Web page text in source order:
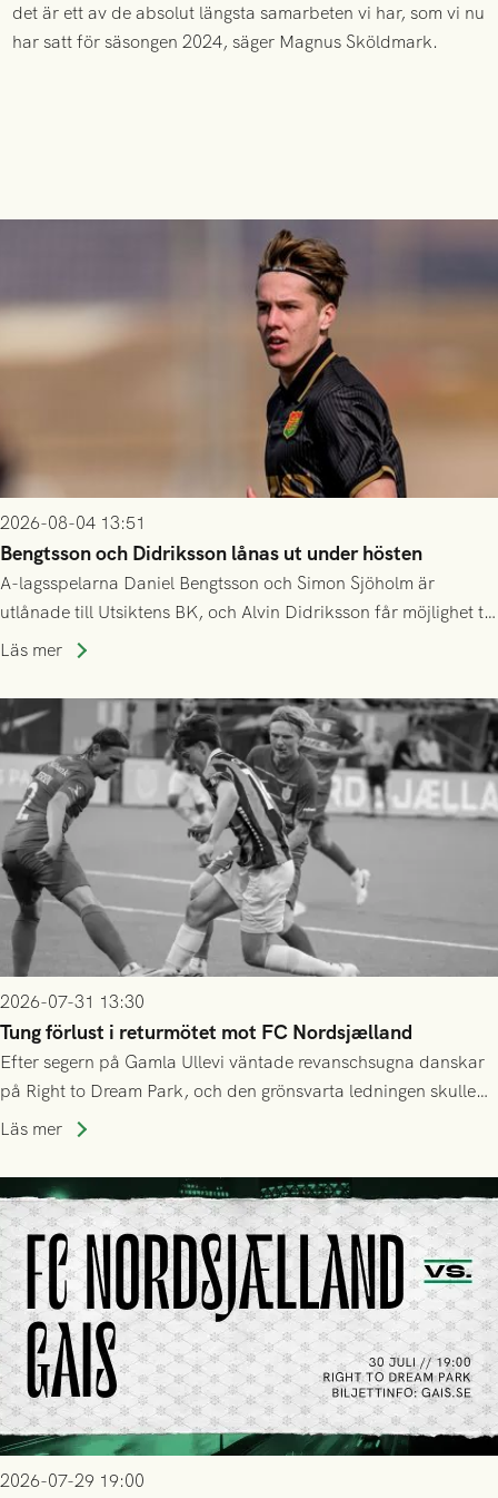
det är ett av de absolut längsta samarbeten vi har, som vi nu
har satt för säsongen 2024, säger Magnus Sköldmark.
2026-08-04 13:51
Bengtsson och Didriksson lånas ut under hösten
A-lagsspelarna Daniel Bengtsson och Simon Sjöholm är
utlånade till Utsiktens BK, och Alvin Didriksson får möjlighet till
speltid i Hestrafors genom föreningssamarbete.
Läs mer
2026-07-31 13:30
Tung förlust i returmötet mot FC Nordsjælland
Efter segern på Gamla Ullevi väntade revanschsugna danskar
på Right to Dream Park, och den grönsvarta ledningen skulle
upphöra efter mindre än kvarten spelad. På lika mark visade
tennissiffror och det grönsvarta europaäventyret tog slut.
Läs mer
2026-07-29 19:00